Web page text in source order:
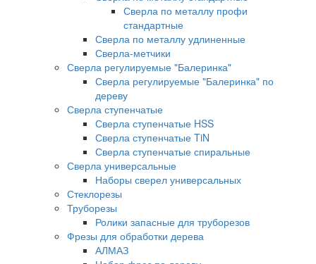
Сверла по металлу профи
стандартные
Сверла по металлу удлиненные
Сверла-метчики
Сверла регулируемые "Балеринка"
Сверла регулируемые "Балеринка" по
дереву
Сверла ступенчатые
Сверла ступенчатые HSS
Сверла ступенчатые TiN
Сверла ступенчатые спиральные
Сверла универсальные
Наборы сверел универсальных
Стеклорезы
Труборезы
Ролики запасные для труборезов
Фрезы для обработки дерева
АЛМАЗ